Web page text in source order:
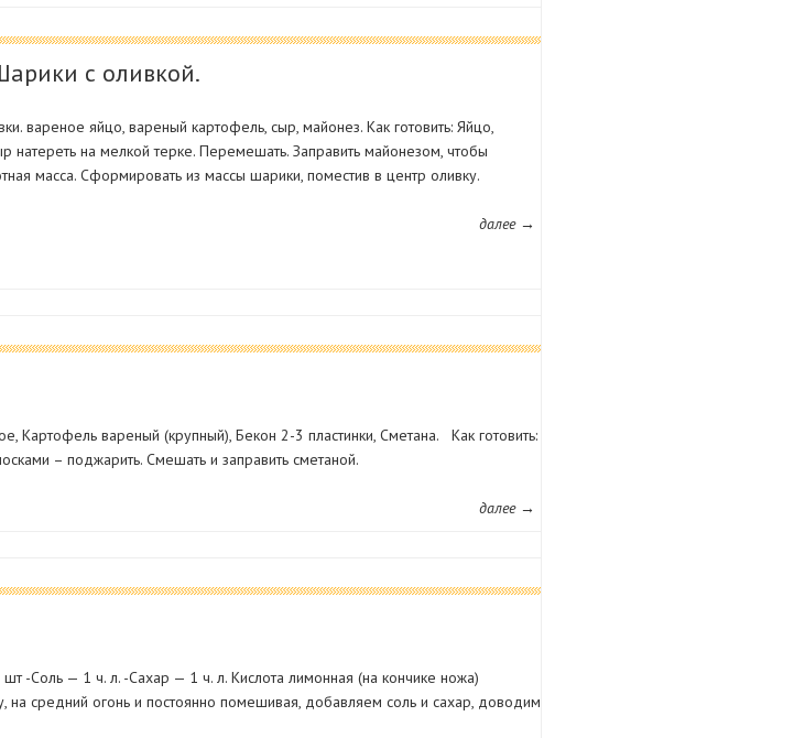
с оливкой.
вареное яйцо, вареный картофель, сыр, майонез. Как готовить: Яйцо,
натереть на мелкой терке. Перемешать. Заправить майонезом, чтобы
масса. Сформировать из массы шарики, поместив в центр оливку.
далее →
вареный (крупный), Бекон 2-3 пластинки, Сметана. Как готовить:
– поджарить. Смешать и заправить сметаной.
далее →
Соль — 1 ч. л. -Сахар — 1 ч. л. Кислота лимонная (на кончике ножа)
на средний огонь и постоянно помешивая, добавляем соль и сахар, доводим